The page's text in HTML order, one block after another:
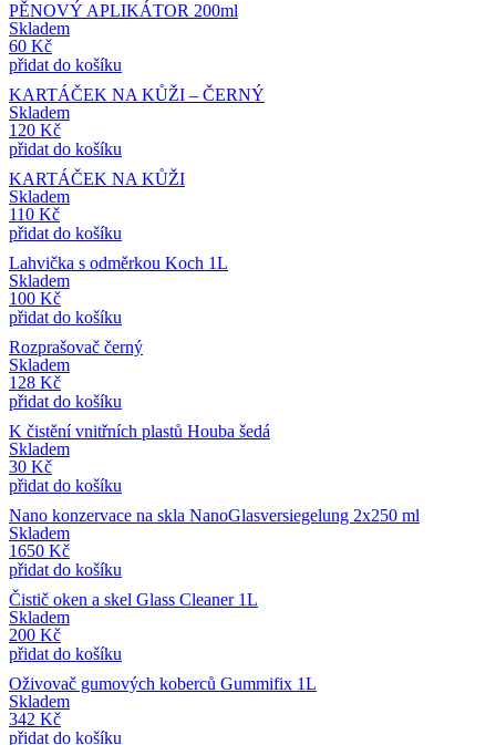
PĚNOVÝ APLIKÁTOR 200ml
Skladem
60 Kč
přidat do košíku
KARTÁČEK NA KŮŽI – ČERNÝ
Skladem
120 Kč
přidat do košíku
KARTÁČEK NA KŮŽI
Skladem
110 Kč
přidat do košíku
Lahvička s odměrkou Koch 1L
Skladem
100 Kč
přidat do košíku
Rozprašovač černý
Skladem
128 Kč
přidat do košíku
K čistění vnitřních plastů Houba šedá
Skladem
30 Kč
přidat do košíku
Nano konzervace na skla NanoGlasversiegelung 2x250 ml
Skladem
1650 Kč
přidat do košíku
Čistič oken a skel Glass Cleaner 1L
Skladem
200 Kč
přidat do košíku
Oživovač gumových koberců Gummifix 1L
Skladem
342 Kč
přidat do košíku